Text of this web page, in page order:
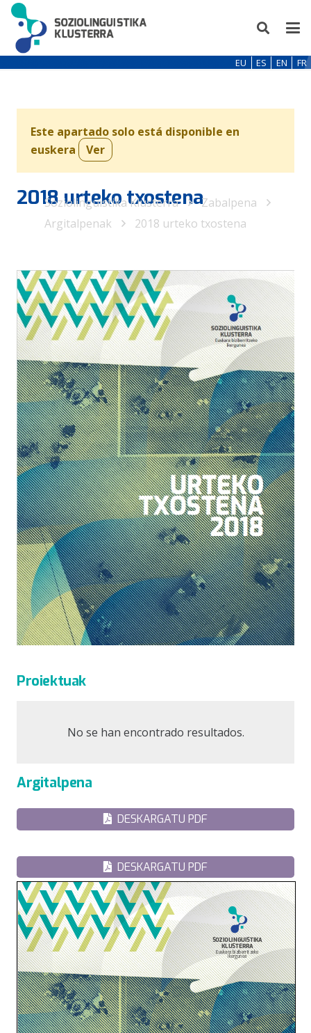
EU ES EN FR
Este apartado solo está disponible en
euskera
Ver
2018 urteko txostena
Soziolinguistika Klusterra
Zabalpena
Argitalpenak
2018 urteko txostena
Proiektuak
No se han encontrado resultados.
Argitalpena
DESKARGATU PDF
DESKARGATU PDF